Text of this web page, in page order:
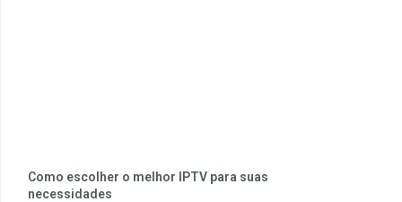
Como escolher o melhor IPTV para suas
necessidades